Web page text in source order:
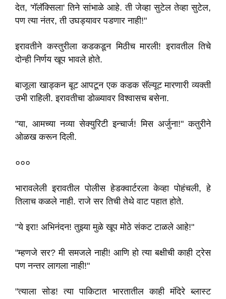
देत, 'गॅलॅक्सिला' तिने सांभाळे आहे. ती जेव्हा सुटेल तेव्हा सुटेल,
पण त्या नंतर, ती उघड्यावर पडणार नाही!"
इरावतीने कस्तुरीला कडकडून मिठीच मारली! इरावतील तिचे
दोन्ही निर्णय खूप भावले होते.
बाजूला खाड्कन बूट आपटून एक कडक सॅल्यूट मारणारी व्यक्ती
उभी राहिली. इरावतीचा डोळ्यावर विश्वासच बसेना.
"या, आमच्या नव्या सेक्युरिटी इन्चार्ज! मिस अर्जुना!" कतुरीने
ओळख करून दिली.
०००
भारावलेली इरावतील पोलीस हेडक्वार्टरला केव्हा पोहंचली, हे
तिलाच कळले नाही. राजे सर तिची तेथे वाट पहात होते.
"ये इरा! अभिनंदन! तुझ्या मुळे खूप मोठे संकट टाळले आहे!"
"म्हणजे सर? मी समजले नाही! आणि हो त्या बक्षीची काही ट्रेस
पण नन्तर लागला नाही!"
"त्याला सोड! त्या पाकिटात भारतातील काही मंदिरे ब्लास्ट